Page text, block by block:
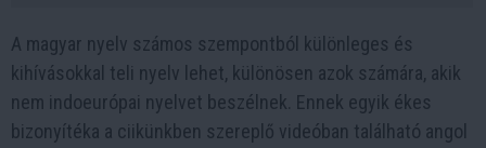
A magyar nyelv számos szempontból különleges és
kihívásokkal teli nyelv lehet, különösen azok számára, akik
nem indoeurópai nyelvet beszélnek. Ennek egyik ékes
bizonyítéka a ciikünkben szereplő videóban található angol